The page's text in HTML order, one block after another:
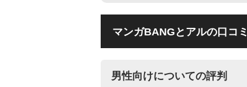
マンガBANGとアルの口コミ
男性向けについての評判